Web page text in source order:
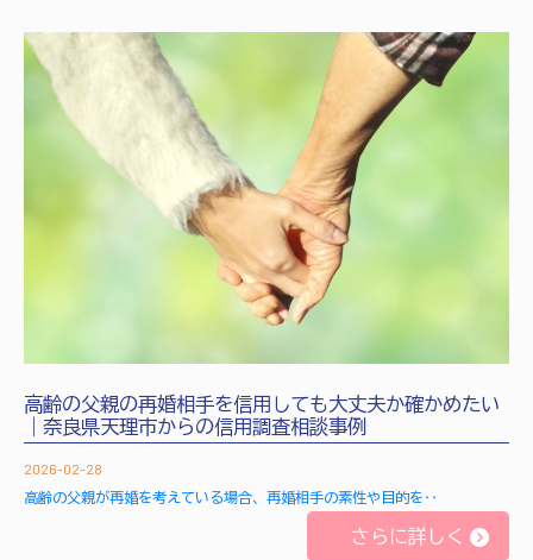
高齢の父親の再婚相手を信用しても大丈夫か確かめたい
｜奈良県天理市からの信用調査相談事例
2026-02-28
高齢の父親が再婚を考えている場合、再婚相手の素性や目的を‥
さらに詳しく